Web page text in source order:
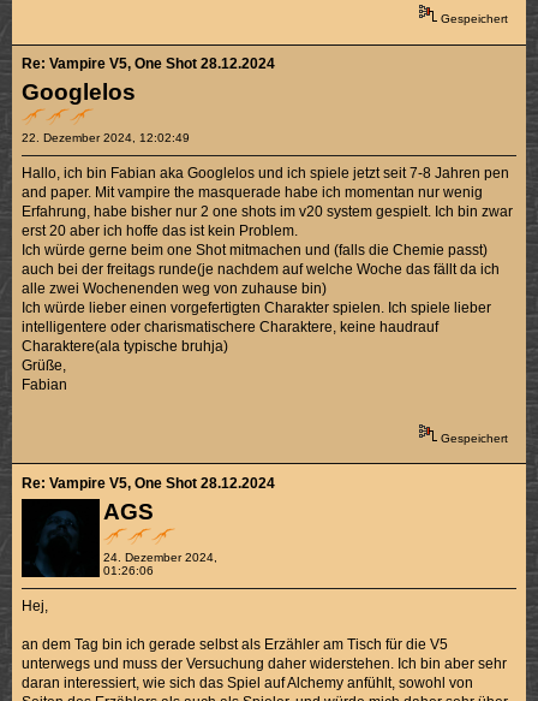
Gespeichert
Googlelos
22. Dezember 2024, 12:02:49
Re: Vampire V5, One Shot 28.12.2024
Hallo, ich bin Fabian aka Googlelos und ich spiele jetzt seit 7-8 Jahren pen
and paper. Mit vampire the masquerade habe ich momentan nur wenig
Erfahrung, habe bisher nur 2 one shots im v20 system gespielt. Ich bin zwar
erst 20 aber ich hoffe das ist kein Problem.
Ich würde gerne beim one Shot mitmachen und (falls die Chemie passt)
auch bei der freitags runde(je nachdem auf welche Woche das fällt da ich
alle zwei Wochenenden weg von zuhause bin)
Ich würde lieber einen vorgefertigten Charakter spielen. Ich spiele lieber
intelligentere oder charismatischere Charaktere, keine haudrauf
Charaktere(ala typische bruhja)
Grüße,
Fabian
Gespeichert
AGS
24. Dezember 2024,
01:26:06
Re: Vampire V5, One Shot 28.12.2024
Hej,
an dem Tag bin ich gerade selbst als Erzähler am Tisch für die V5
unterwegs und muss der Versuchung daher widerstehen. Ich bin aber sehr
daran interessiert, wie sich das Spiel auf Alchemy anfühlt, sowohl von